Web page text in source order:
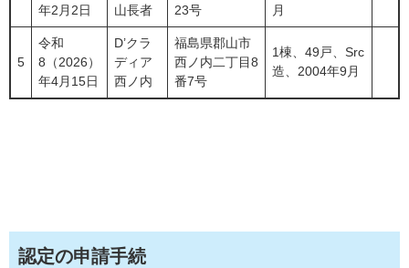
年2月2日 山長者 23号 月
5
令和
8（2026）
年4月15日
D’クラ
ディア
西ノ内
福島県郡山市
西ノ内二丁目8
番7号
1棟、49戸、Src
造、2004年9月
認定の申請手続